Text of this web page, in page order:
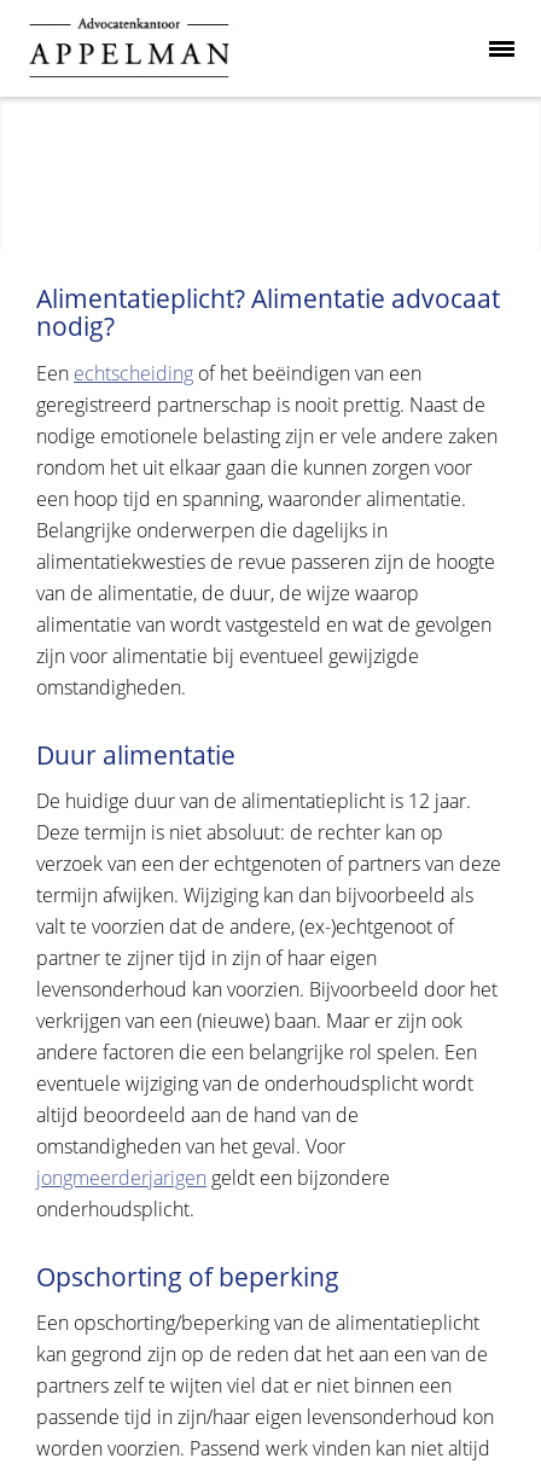
Alimentatieplicht? Alimentatie advocaat
nodig?
Een echtscheiding of het beëindigen van een
geregistreerd partnerschap is nooit prettig. Naast de
nodige emotionele belasting zijn er vele andere zaken
rondom het uit elkaar gaan die kunnen zorgen voor
een hoop tijd en spanning, waaronder alimentatie.
Belangrijke onderwerpen die dagelijks in
alimentatiekwesties de revue passeren zijn de hoogte
van de alimentatie, de duur, de wijze waarop
alimentatie van wordt vastgesteld en wat de gevolgen
zijn voor alimentatie bij eventueel gewijzigde
omstandigheden.
Duur alimentatie
De huidige duur van de alimentatieplicht is 12 jaar.
Deze termijn is niet absoluut: de rechter kan op
verzoek van een der echtgenoten of partners van deze
termijn afwijken. Wijziging kan dan bijvoorbeeld als
valt te voorzien dat de andere, (ex-)echtgenoot of
partner te zijner tijd in zijn of haar eigen
levensonderhoud kan voorzien. Bijvoorbeeld door het
verkrijgen van een (nieuwe) baan. Maar er zijn ook
andere factoren die een belangrijke rol spelen. Een
eventuele wijziging van de onderhoudsplicht wordt
altijd beoordeeld aan de hand van de
omstandigheden van het geval. Voor
jongmeerderjarigen geldt een bijzondere
onderhoudsplicht.
Opschorting of beperking
Een opschorting/beperking van de alimentatieplicht
kan gegrond zijn op de reden dat het aan een van de
partners zelf te wijten viel dat er niet binnen een
passende tijd in zijn/haar eigen levensonderhoud kon
worden voorzien. Passend werk vinden kan niet altijd